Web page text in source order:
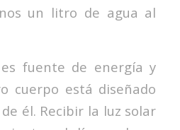
un litro de agua al
fuente de energía y
cuerpo está diseñado
él. Recibir la luz solar